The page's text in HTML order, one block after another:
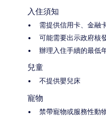
入住須知
需提供信用卡、金融
可能需要出示政府核
辦理入住手續的最低
兒童
不提供嬰兒床
寵物
禁帶寵物或服務性動